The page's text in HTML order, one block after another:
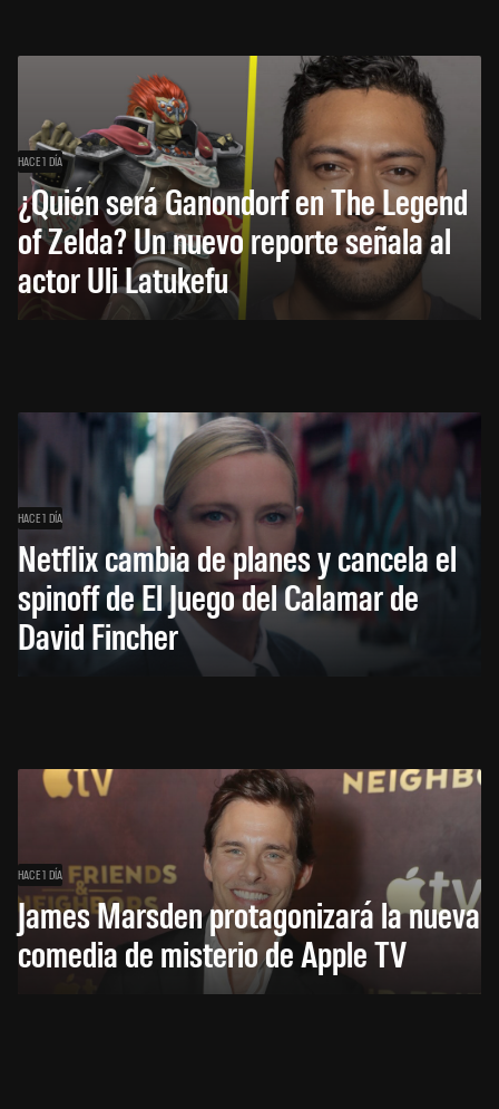
HACE 1 DÍA
¿Quién será Ganondorf en The Legend
of Zelda? Un nuevo reporte señala al
actor Uli Latukefu
HACE 1 DÍA
Netflix cambia de planes y cancela el
spinoff de El Juego del Calamar de
David Fincher
HACE 1 DÍA
James Marsden protagonizará la nueva
comedia de misterio de Apple TV